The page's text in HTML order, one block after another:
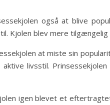
også at blive
Kjolen blev mere
at miste sin
livsstil.
igen blevet et